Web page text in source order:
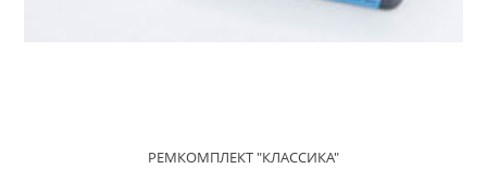
РЕМКОМПЛЕКТ "КЛАССИКА"